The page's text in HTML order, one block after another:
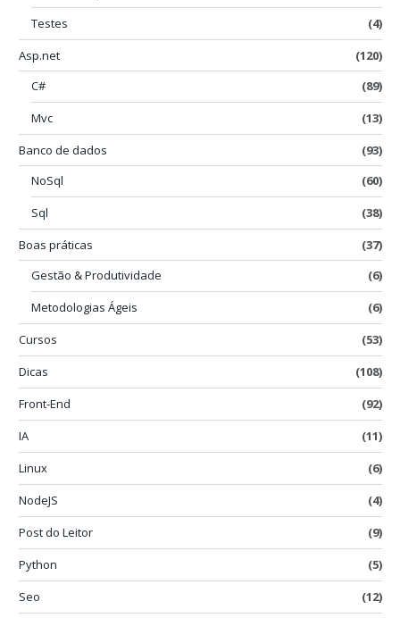
Testes
(4)
Asp.net
(120)
C#
(89)
Mvc
(13)
Banco de dados
(93)
NoSql
(60)
Sql
(38)
Boas práticas
(37)
Gestão & Produtividade
(6)
Metodologias Ágeis
(6)
Cursos
(53)
Dicas
(108)
Front-End
(92)
IA
(11)
Linux
(6)
NodeJS
(4)
Post do Leitor
(9)
Python
(5)
Seo
(12)